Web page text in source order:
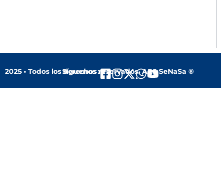
2025 • Todos los derechos reservados. ARS SeNaSa ®
Síguenos :